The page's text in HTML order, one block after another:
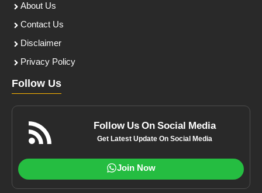
About Us
Contact Us
Disclaimer
Privacy Policy
Follow Us
Follow Us On Social Media
Get Latest Update On Social Media
Join Now